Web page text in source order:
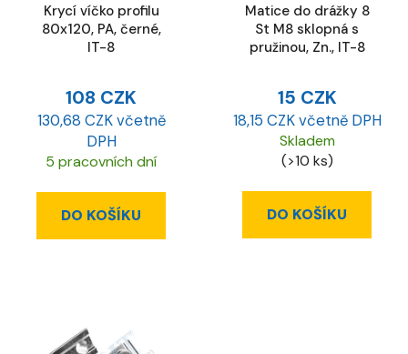
Krycí víčko profilu
80x120, PA, černé,
IT-8
108 CZK
130,68 CZK včetně
DPH
5 pracovních dní
DO KOŠÍKU
Matice do drážky 8
St M8 sklopná s
pružinou, Zn., IT-8
15 CZK
18,15 CZK včetně DPH
Skladem
(>10 ks)
DO KOŠÍKU